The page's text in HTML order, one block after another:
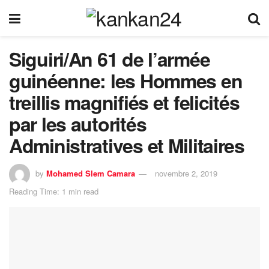
Siguiri/An 61 de l’armée
guinéenne: les Hommes en
treillis magnifiés et felicités
par les autorités
Administratives et Militaires
by Mohamed Slem Camara
novembre 2, 2019
Reading Time: 1 min read